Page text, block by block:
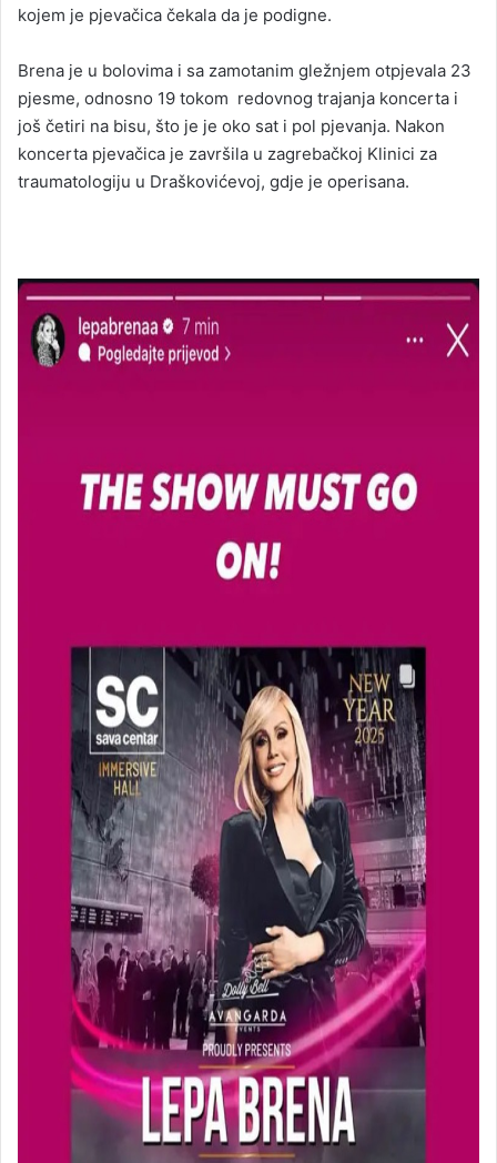
kojem je pjevačica čekala da je podigne.
Brena je u bolovima i sa zamotanim gležnjem otpjevala 23
pjesme, odnosno 19 tokom redovnog trajanja koncerta i
još četiri na bisu, što je je oko sat i pol pjevanja. Nakon
koncerta pjevačica je završila u zagrebačkoj Klinici za
traumatologiju u Draškovićevoj, gdje je operisana.